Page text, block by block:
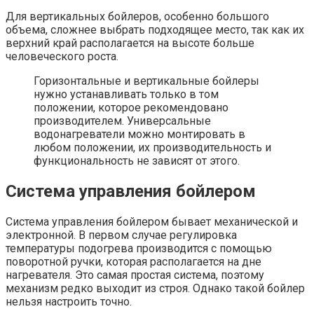
Для вертикальных бойлеров, особенно большого
объема, сложнее выбрать подходящее место, так как их
верхний край располагается на высоте больше
человеческого роста.
Горизонтальные и вертикальные бойлеры
нужно устанавливать только в том
положении, которое рекомендовано
производителем. Универсальные
водонагреватели можно монтировать в
любом положении, их производительность и
функциональность не зависят от этого.
Система управления бойлером
Система управления бойлером бывает механической и
электронной. В первом случае регулировка
температуры подогрева производится с помощью
поворотной ручки, которая располагается на дне
нагревателя. Это самая простая система, поэтому
механизм редко выходит из строя. Однако такой бойлер
нельзя настроить точно.